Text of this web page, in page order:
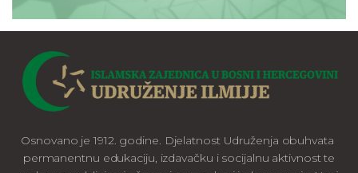
Osnovano je 1912. godine. Djelatnost Udruženja obuhvata
permanentnu edukaciju, izdavačku i socijalnu aktivnost te